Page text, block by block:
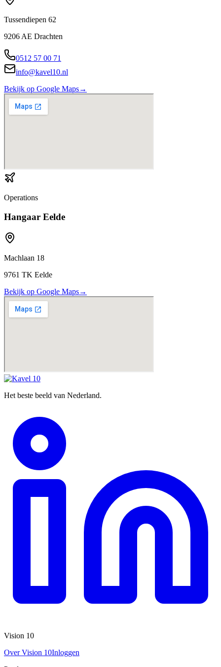
Tussendiepen 62
9206 AE Drachten
0512 57 00 71
info@kavel10.nl
Bekijk op Google Maps→
Operations
Hangaar Eelde
Machlaan 18
9761 TK Eelde
Bekijk op Google Maps→
Het beste beeld van Nederland.
Vision 10
Over Vision 10Inloggen